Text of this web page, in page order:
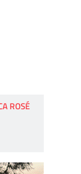
ROSÉ